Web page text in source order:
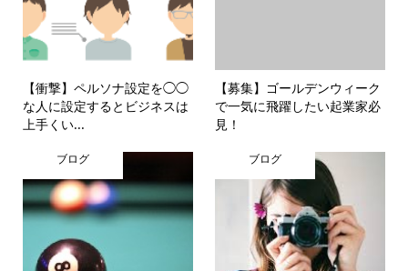
【衝撃】ペルソナ設定を◯◯
な人に設定するとビジネスは
上手くい...
【募集】ゴールデンウィーク
で一気に飛躍したい起業家必
見！
ブログ ブログ